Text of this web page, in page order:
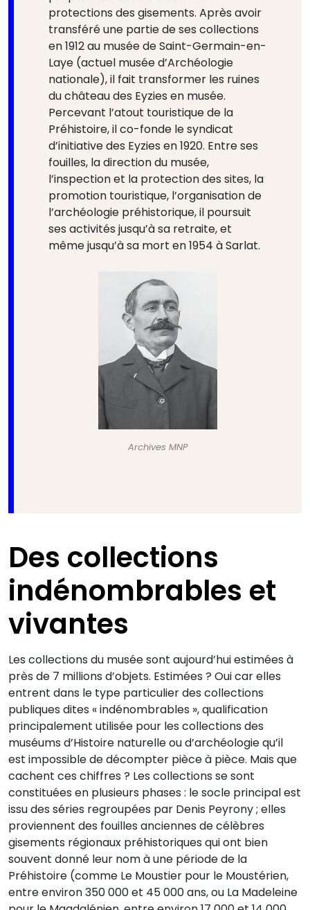
protections des gisements. Après avoir
transféré une partie de ses collections
en 1912 au musée de Saint-Germain-en-
Laye (actuel musée d’Archéologie
nationale), il fait transformer les ruines
du château des Eyzies en musée.
Percevant l’atout touristique de la
Préhistoire, il co-fonde le syndicat
d’initiative des Eyzies en 1920. Entre ses
fouilles, la direction du musée,
l’inspection et la protection des sites, la
promotion touristique, l’organisation de
l’archéologie préhistorique, il poursuit
ses activités jusqu’à sa retraite, et
même jusqu’à sa mort en 1954 à Sarlat.
Archives MNP
Des collections
indénombrables et
vivantes
Les collections du musée sont aujourd’hui estimées à
près de 7 millions d’objets. Estimées ? Oui car elles
entrent dans le type particulier des collections
publiques dites « indénombrables », qualification
principalement utilisée pour les collections des
muséums d’Histoire naturelle ou d’archéologie qu’il
est impossible de décompter pièce à pièce. Mais que
cachent ces chiffres ? Les collections se sont
constituées en plusieurs phases : le socle principal est
issu des séries regroupées par Denis Peyrony ; elles
proviennent des fouilles anciennes de célèbres
gisements régionaux préhistoriques qui ont bien
souvent donné leur nom à une période de la
Préhistoire (comme Le Moustier pour le Moustérien,
entre environ 350 000 et 45 000 ans, ou La Madeleine